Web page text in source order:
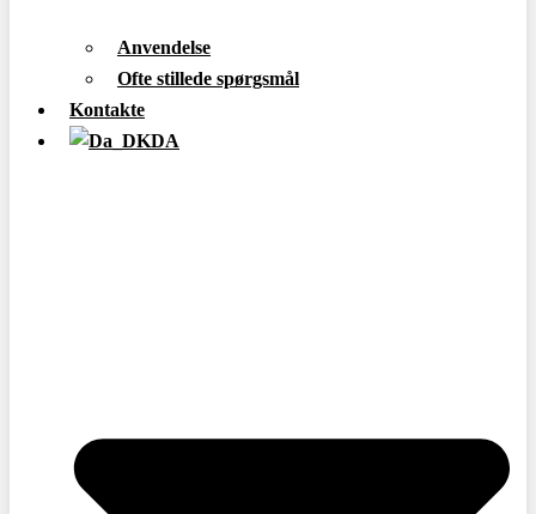
Anvendelse
Ofte stillede spørgsmål
Kontakte
DA